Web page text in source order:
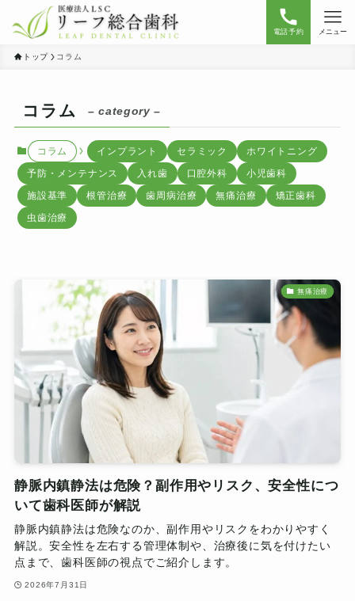
電話予約 メニュー
トップ コラム
コラム – category –
コラム インプラント セラミック
ホワイトニング
予防・メンテナンス
入れ歯 口腔外科
小児歯科
施設基準
根管治療 歯周病治療 無痛治療
矯正歯科
虫歯治療
無痛治療
静脈内鎮静法は危険？副作用やリスク、安全性につ
いて歯科医師が解説
静脈内鎮静法は危険なのか、副作用やリスクをわかりやすく
解説。安全性を左右する管理体制や、治療後に気を付けたい
点まで、歯科医師の視点でご紹介します。
2026年7月31日